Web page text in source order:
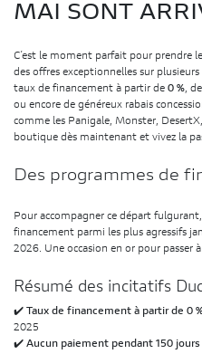
MAI SONT
C’est le moment parfait pour prendre
des offres exceptionnelles sur
taux de financement à partir de 0 %, de
ou encore de généreux rabais
comme les Panigale, Monster,
boutique dès maintenant et vivez la
Des programmes de
Pour accompagner ce départ
financement parmi les plus agressifs
2026. Une occasion en or pour
Résumé des incitatifs
✔️ Taux de financement à partir de 0
2025
✔️ Aucun paiement pendant 150 jours